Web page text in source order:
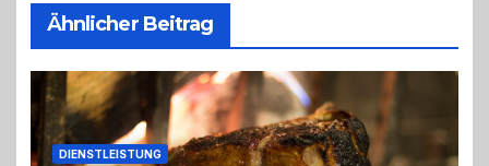
Ähnlicher Beitrag
DIENSTLEISTUNG